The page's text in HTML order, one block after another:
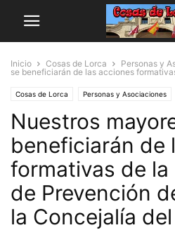
Inicio Cosas de Lorca Personas y
se beneficiarán de las acciones
Cosas de Lorca Personas y Asociaciones
Nuestros
beneficiarán de
formativas de la
de Prevención
la Concejalía